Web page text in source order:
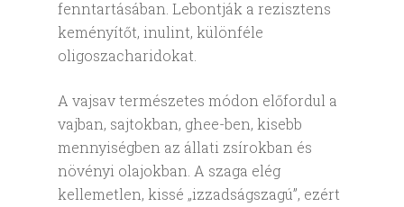
fenntartásában. Lebontják a rezisztens
keményítőt, inulint, különféle
oligoszacharidokat.
A vajsav természetes módon előfordul a
vajban, sajtokban, ghee-ben, kisebb
mennyiségben az állati zsírokban és
növényi olajokban. A szaga elég
kellemetlen, kissé „izzadságszagú”, ezért